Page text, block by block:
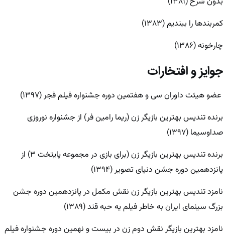
کمربند‌ها را ببندیم (۱۳۸۳)
چارخونه (۱۳۸۶)
جوایز و افتخارات
عضو هیئت داوران سی و هفتمین دوره جشنواره فیلم فجر (۱۳۹۷)
برنده تندیس بهترین بازیگر زن (ریما رامین فر) از جشنواره نوروزی
صداوسیما (۱۳۹۷)
برنده تندیس بهترین بازیگر زن (برای بازی در مجموعه پایتخت ۳) از
پانزدهمین دوره جشن دنیای تصویر (۱۳۹۴)
نامزد تندیس بهترین بازیگر زن نقش مکمل در پانزدهمین دوره جشن
بزرگ سینمای ایران به خاطر فیلم یه حبه قند (۱۳۸۹)
نامزد بهترین بازیگر نقش دوم زن در بیست و نهمین دوره جشنواره فیلم